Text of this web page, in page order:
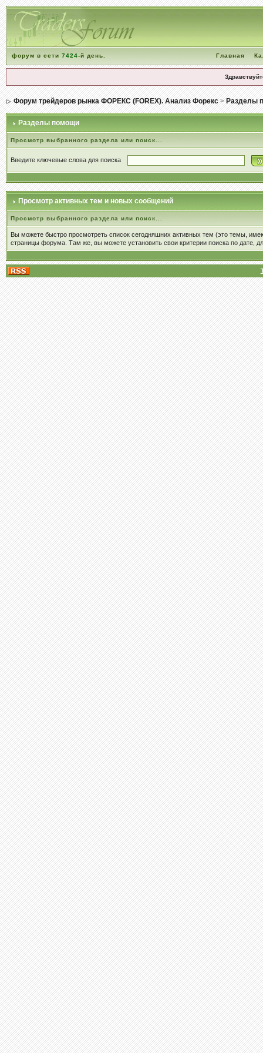
форум в сети 7424-й день. Главная
Форум трейдеров рынка ФОРЕКС (FOREX). Анализ Форекс>Разделы
Разделы помощи
Просмотр выбранного раздела или поиск...
Введите ключевые слова для поиска
Просмотр активных тем и новых сообщений
Просмотр выбранного раздела или поиск...
Вы можете быстро просмотреть список сегодняшних активных тем (это темы,
страницы форума. Там же, вы можете установить свои критерии поиска по дате,